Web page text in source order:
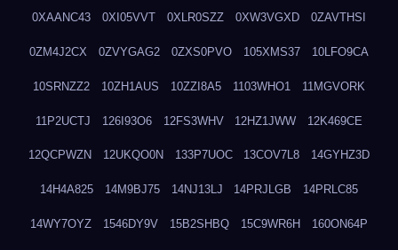
0XAANC43 0XI05VVT 0XLR0SZZ 0XW3VGXD 0ZAVTHSI
0ZM4J2CX 0ZVYGAG2 0ZXS0PVO 105XMS37 10LFO9CA
10SRNZZ2 10ZH1AUS 10ZZI8A5 1103WHO1 11MGVORK
11P2UCTJ 126I93O6 12FS3WHV 12HZ1JWW 12K469CE
12QCPWZN 12UKQO0N 133P7UOC 13COV7L8 14GYHZ3D
14H4A825 14M9BJ75 14NJ13LJ 14PRJLGB 14PRLC85
14WY7OYZ 1546DY9V 15B2SHBQ 15C9WR6H 160ON64P